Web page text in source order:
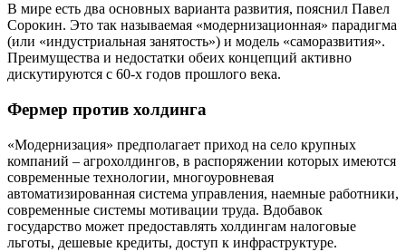
В мире есть два основных варианта развития, пояснил Павел
Сорокин. Это так называемая «модернизационная» парадигма
(или «индустриальная занятость») и модель «саморазвития».
Преимущества и недостатки обеих концепций активно
дискутируются с 60-х годов прошлого века.
Фермер против холдинга
«Модернизация» предполагает приход на село крупных
компаний – агрохолдингов, в распоряжении которых имеются
современные технологии, многоуровневая
автоматизированная система управления, наемные работники,
современные системы мотивации труда. Вдобавок
государство может предоставлять холдингам налоговые
льготы, дешевые кредиты, доступ к инфраструктуре.